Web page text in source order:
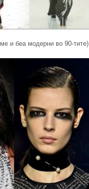
и беа модерни во 90-тите)